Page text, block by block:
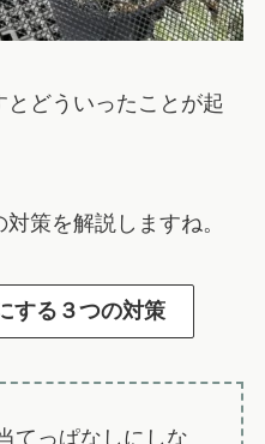
どういったことが起
策を解説しますね。
する３つの対策
てっぱなしにしな